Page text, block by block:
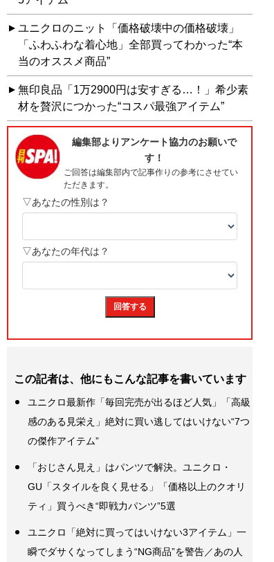
ユニクロのニット「価格破壊中の価格破壊」
「ふわふわな着心地」全部買ってわかった“本
当のオススメ商品”
無印良品「1万2900円は安すぎる…！」希少素
材を贅沢につかった“コスパ最強アイテム”
この記者は、他にもこんな記事を書いています
ユニクロ最新作「毎回完売が出るほど人気」「高級
感のある見栄え」絶対に買い逃してはいけない“7つ
の傑作アイテム”
「おじさん見え」はパンツで解決。ユニクロ・
GU「スタイルを良く見せる」「価格以上のクオリ
ティ」買うべき“即戦力パンツ”5選
ユニクロ「絶対に買ってはいけない3アイテム」一
瞬でダサくなってしまう“NG商品”を警告／あの人